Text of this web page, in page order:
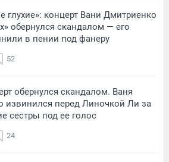
глухие»: концерт Вани Дмитриенко
обернулся скандалом — его
в пении под фанеру
52
обернулся скандалом. Ваня
извинился перед Линочкой Ли за
сестры под ее голос
24